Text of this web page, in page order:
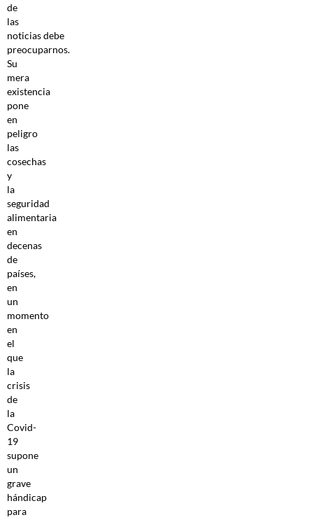
de
las
noticias debe
preocuparnos.
Su
mera
existencia
pone
en
peligro
las
cosechas
y
la
seguridad
alimentaria
en
decenas
de
países,
en
un
momento
en
el
que
la
crisis
de
la
Covid-
19
supone
un
grave
hándicap
para